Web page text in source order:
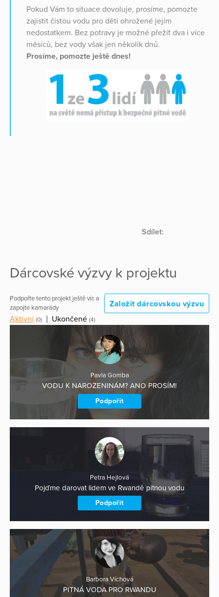
Pokud Vám to situace dovoluje, prosíme, pomozte
zajistit čistou vodu pro děti ohrožené jejím
nedostatkem. Bez potravy je možné přežít dva i více
měsíců, bez vody však jen několik dnů.
Prosíme, pomozte ještě dnes!
Sdílet:
Dárcovské výzvy k projektu
Podpořte tento projekt ještě víc a
zapojte kamarády
Založit dárcovskou výzvu
Aktivní (0) Ukončené (4)
Pavla Gomba
VODU K NAROZENINÁM? ANO PROSÍM!
Podpořit
Petra Hejlová
Pojďme darovat lidem ve Rwandě pitnou vodu
Podpořit
Barbora Víchová
PITNÁ VODA PRO RWANDU